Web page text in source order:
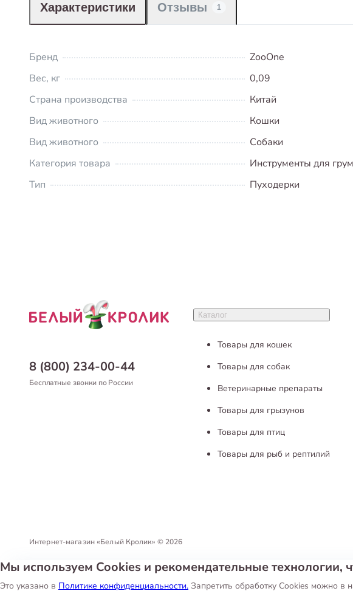
Характеристики Отзывы 1
Бренд
ZooOne
Вес, кг
0,09
Страна производства
Китай
Вид животного
Кошки
Вид животного
Собаки
Категория товара
Инструменты для
Тип
Пуходерки
8 (800) 234-00-44
Бесплатные звонки по России
Каталог
Товары для кошек
Товары для собак
Ветеринарные препараты
Товары для грызунов
Товары для птиц
Товары для рыб и рептилий
Интернет-магазин «Белый Кролик» © 2026
Политика конфиденциальности Пользовательское соглашение Публичная оферта
Мы используем Cookies и рекомендательные технологии,
Это указано в Политике конфиденциальности. Запретить обработку Cookies можно в